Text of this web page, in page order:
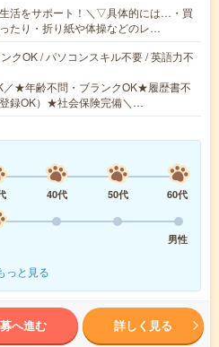
活をサポート！＼▽具体的には…・買
たり・折り紙や体操などのレ…
クOK / パソコンスキル不要 / 英語力不
／★年齢不問・ブランクOK★履歴書不
録OK）★社会保険完備＼…
40代 50代
60代
男性
っと見る
へ進む 詳しく見る